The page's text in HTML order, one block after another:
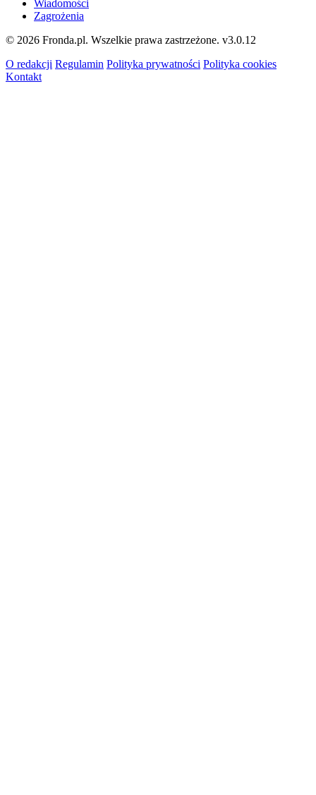
Wiadomości
Zagrożenia
© 2026 Fronda.pl. Wszelkie prawa zastrzeżone. v3.0.12
O redakcji Regulamin Polityka prywatności Polityka cookies
Kontakt